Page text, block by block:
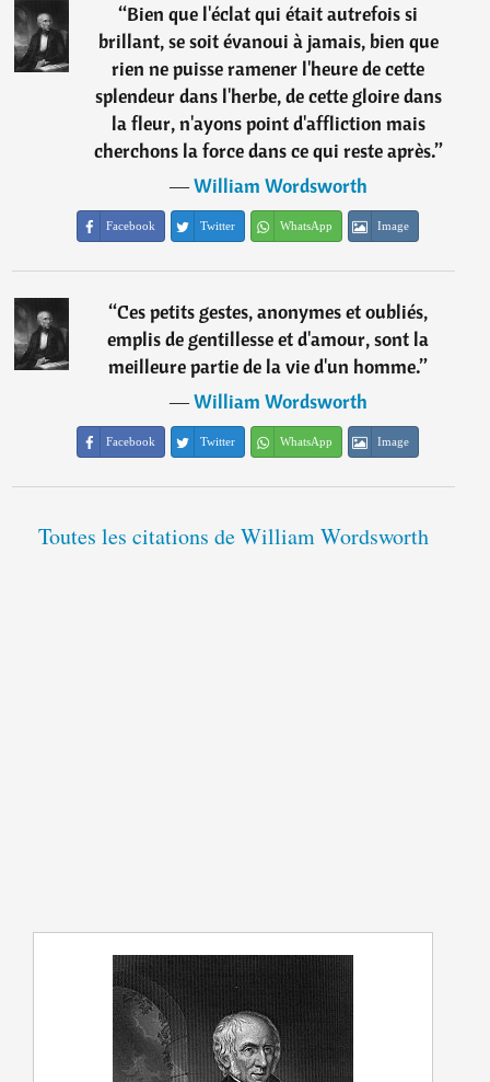
“Bien que l'éclat qui était autrefois si
brillant, se soit évanoui à jamais, bien que
rien ne puisse ramener l'heure de cette
splendeur dans l'herbe, de cette gloire dans
la fleur, n'ayons point d'affliction mais
cherchons la force dans ce qui reste après.”
―William Wordsworth
Facebook Twitter WhatsApp Image
“Ces petits gestes, anonymes et oubliés,
emplis de gentillesse et d'amour, sont la
meilleure partie de la vie d'un homme.”
―William Wordsworth
Facebook Twitter WhatsApp Image
Toutes les citations de William Wordsworth